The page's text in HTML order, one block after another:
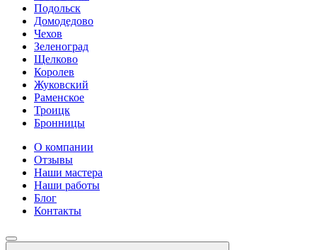
Подольск
Домодедово
Чехов
Зеленоград
Щелково
Королев
Жуковский
Раменское
Троицк
Бронницы
О компании
Отзывы
Наши мастера
Наши работы
Блог
Контакты